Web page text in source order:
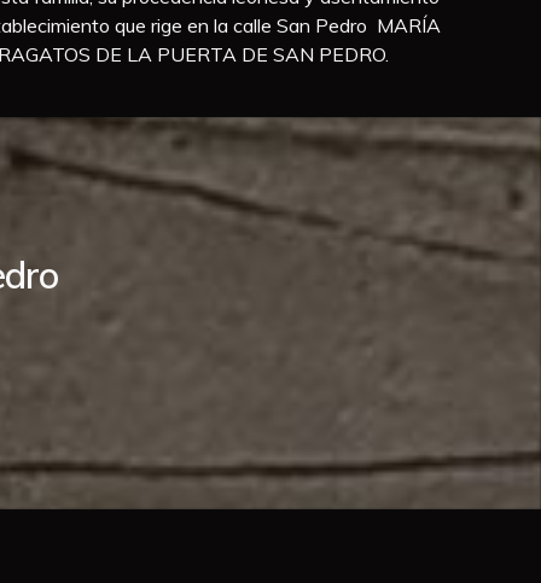
que rige en la calle San Pedro MARÍA
DE LA PUERTA DE SAN PEDRO.